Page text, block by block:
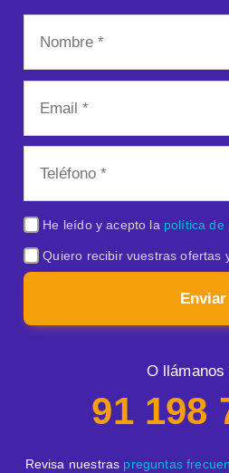
He leído y acepto la política de
Quiero recibir vuestras ofertas
Enviar
O llámanos
91 198
Revisa nuestras preguntas